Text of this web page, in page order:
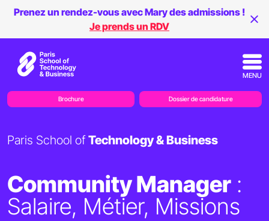
Community Manager :
Salaire, Métier, Missions
Paris School ofTechnology & Business
Prenez un rendez-vous avec Mary des admissions !
Je prends un RDV
MENU
Brochure Dossier de candidature